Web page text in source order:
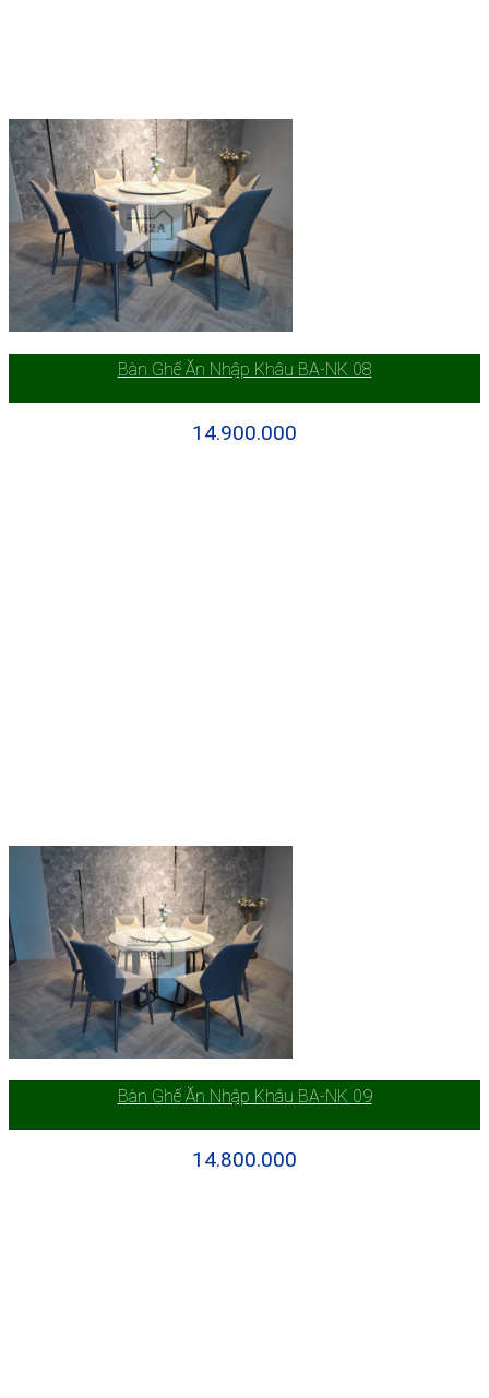
Bàn Ghế Ăn Nhập Khâu BA-NK 08
14.900.000
Bàn Ghế Ăn Nhập Khâu BA-NK 09
14.800.000